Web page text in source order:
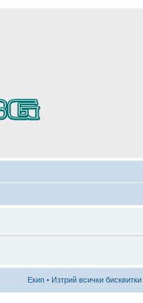
Екип • Изтрий всички бисквитки